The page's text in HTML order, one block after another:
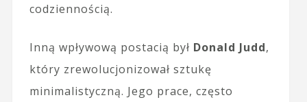
codziennością.
Inną wpływową postacią był Donald Judd,
który zrewolucjonizował sztukę
minimalistyczną. Jego prace, często